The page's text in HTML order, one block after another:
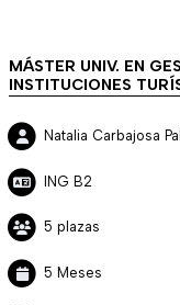
MÁSTER UNIV. EN
INSTITUCIONES
Natalia Carbajosa
ING B2
5 plazas
5 Meses